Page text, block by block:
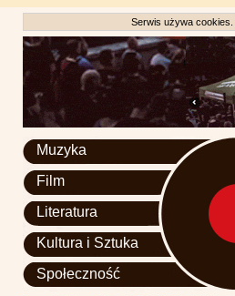
Serwis używa
Muzyka
Film
Literatura
Kultura i Sztuka
Społeczność